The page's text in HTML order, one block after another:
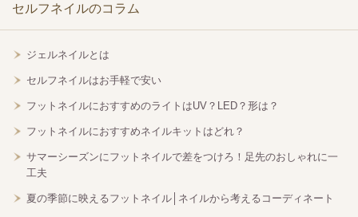
セルフネイルのコラム
ジェルネイルとは
セルフネイルはお手軽で安い
フットネイルにおすすめのライトはUV？LED？形は？
フットネイルにおすすめネイルキットはどれ？
サマーシーズンにフットネイルで差をつけろ！足先のおしゃれに一
工夫
夏の季節に映えるフットネイル│ネイルから考えるコーディネート